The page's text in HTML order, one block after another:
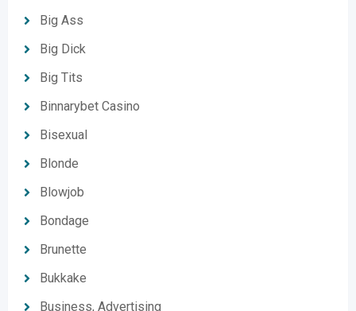
Big Ass
Big Dick
Big Tits
Binnarybet Casino
Bisexual
Blonde
Blowjob
Bondage
Brunette
Bukkake
Business, Advertising